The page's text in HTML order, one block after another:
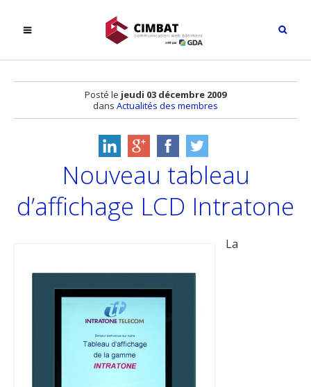
Posté le jeudi 03 décembre 2009
dans Actualités des membres
Nouveau tableau
d’affichage LCD Intratone
La